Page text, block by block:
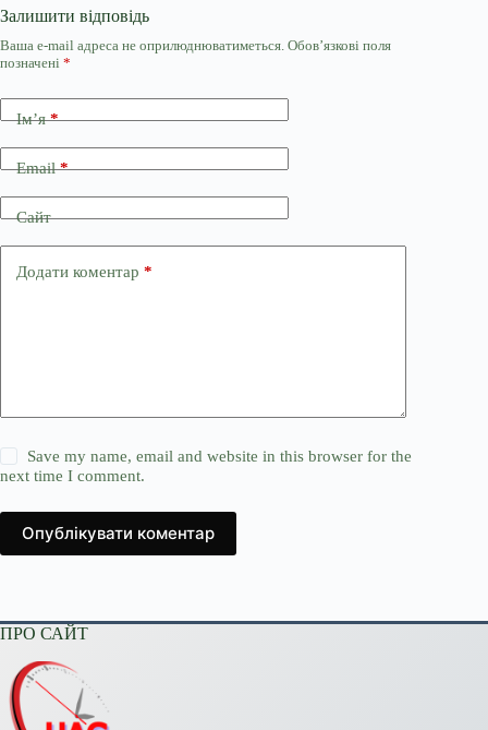
Залишити відповідь
Ваша e-mail адреса не оприлюднюватиметься. Обов’язкові поля
позначені *
Ім’я*
Email*
Сайт
Додати коментар *
Save my name, email and website in this browser for the
next time I comment.
Опублікувати коментар
ПРО САЙТ